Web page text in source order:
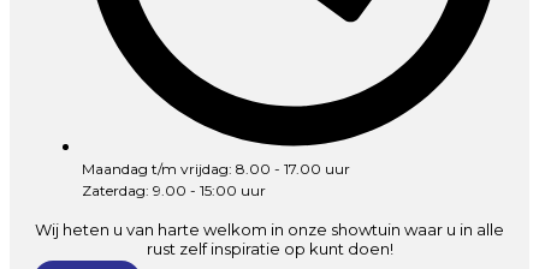
Maandag t/m vrijdag: 8.00 - 17.00 uur
Zaterdag: 9.00 - 15:00 uur
Wij heten u van harte welkom in onze showtuin waar u in alle
rust zelf inspiratie op kunt doen!